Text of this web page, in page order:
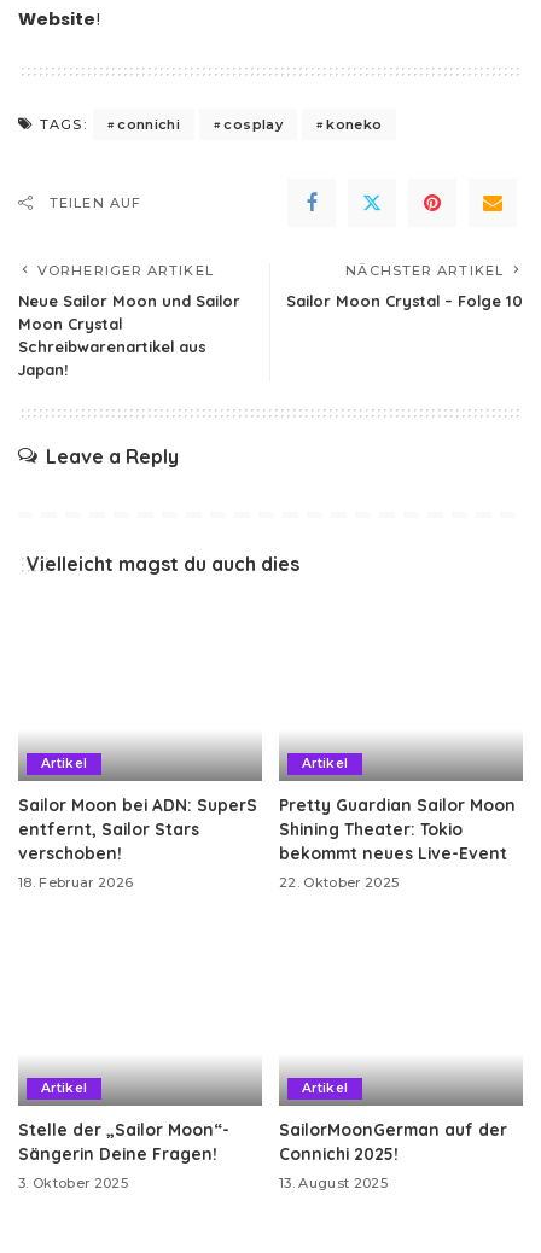
Website!
TAGS: connichi cosplay koneko
TEILEN AUF
VORHERIGER ARTIKEL
Neue Sailor Moon und Sailor
Moon Crystal
Schreibwarenartikel aus
Japan!
NÄCHSTER ARTIKEL
Sailor Moon Crystal – Folge 10
Leave a Reply
Vielleicht magst du auch dies
Artikel
Sailor Moon bei ADN: SuperS
entfernt, Sailor Stars
verschoben!
18. Februar 2026
Artikel
Pretty Guardian Sailor Moon
Shining Theater: Tokio
bekommt neues Live-Event
22. Oktober 2025
Artikel
Stelle der „Sailor Moon“-
Sängerin Deine Fragen!
3. Oktober 2025
Artikel
SailorMoonGerman auf der
Connichi 2025!
13. August 2025